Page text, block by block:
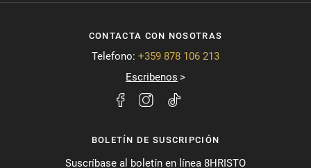
CONTACTA CON NOSOTRAS
Telefono: +359 878 106 213
Escribenos
BOLETÍN DE SUSCRIPCIÓN
Suscríbase al boletín en línea 8HRISTO